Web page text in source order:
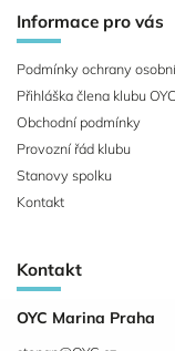
Informace pro vás
Podmínky ochrany
Přihláška člena klubu
Obchodní podmínky
Provozní řád klubu
Stanovy spolku
Kontakt
Kontakt
OYC Marina Praha